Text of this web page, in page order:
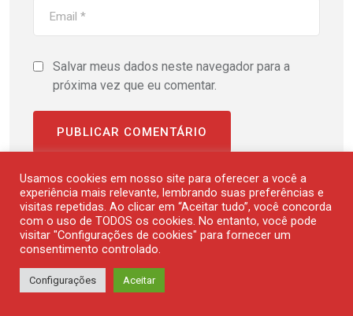
Salvar meus dados neste navegador para a
próxima vez que eu comentar.
como seus dados em comentários são
processados
Usamos cookies em nosso site para oferecer a você a
experiência mais relevante, lembrando suas preferências e
visitas repetidas. Ao clicar em “Aceitar tudo”, você concorda
com o uso de TODOS os cookies. No entanto, você pode
visitar "Configurações de cookies" para fornecer um
consentimento controlado.
Configurações Aceitar